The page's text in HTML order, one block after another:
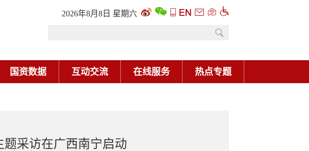
2026年8月8日 星期六
国资数据 互动交流 在线服务 热点专题
题采访在广西南宁启动